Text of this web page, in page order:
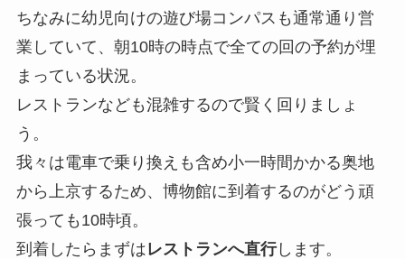
ちなみに幼児向けの遊び場コンパスも通常通り営
業していて、朝10時の時点で全ての回の予約が埋
まっている状況。
レストランなども混雑するので賢く回りましょ
う。
我々は電車で乗り換えも含め小一時間かかる奥地
から上京するため、博物館に到着するのがどう頑
張っても10時頃。
到着したらまずはレストランへ直行します。